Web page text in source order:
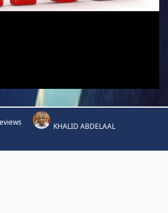
KHALID ABDELAAL